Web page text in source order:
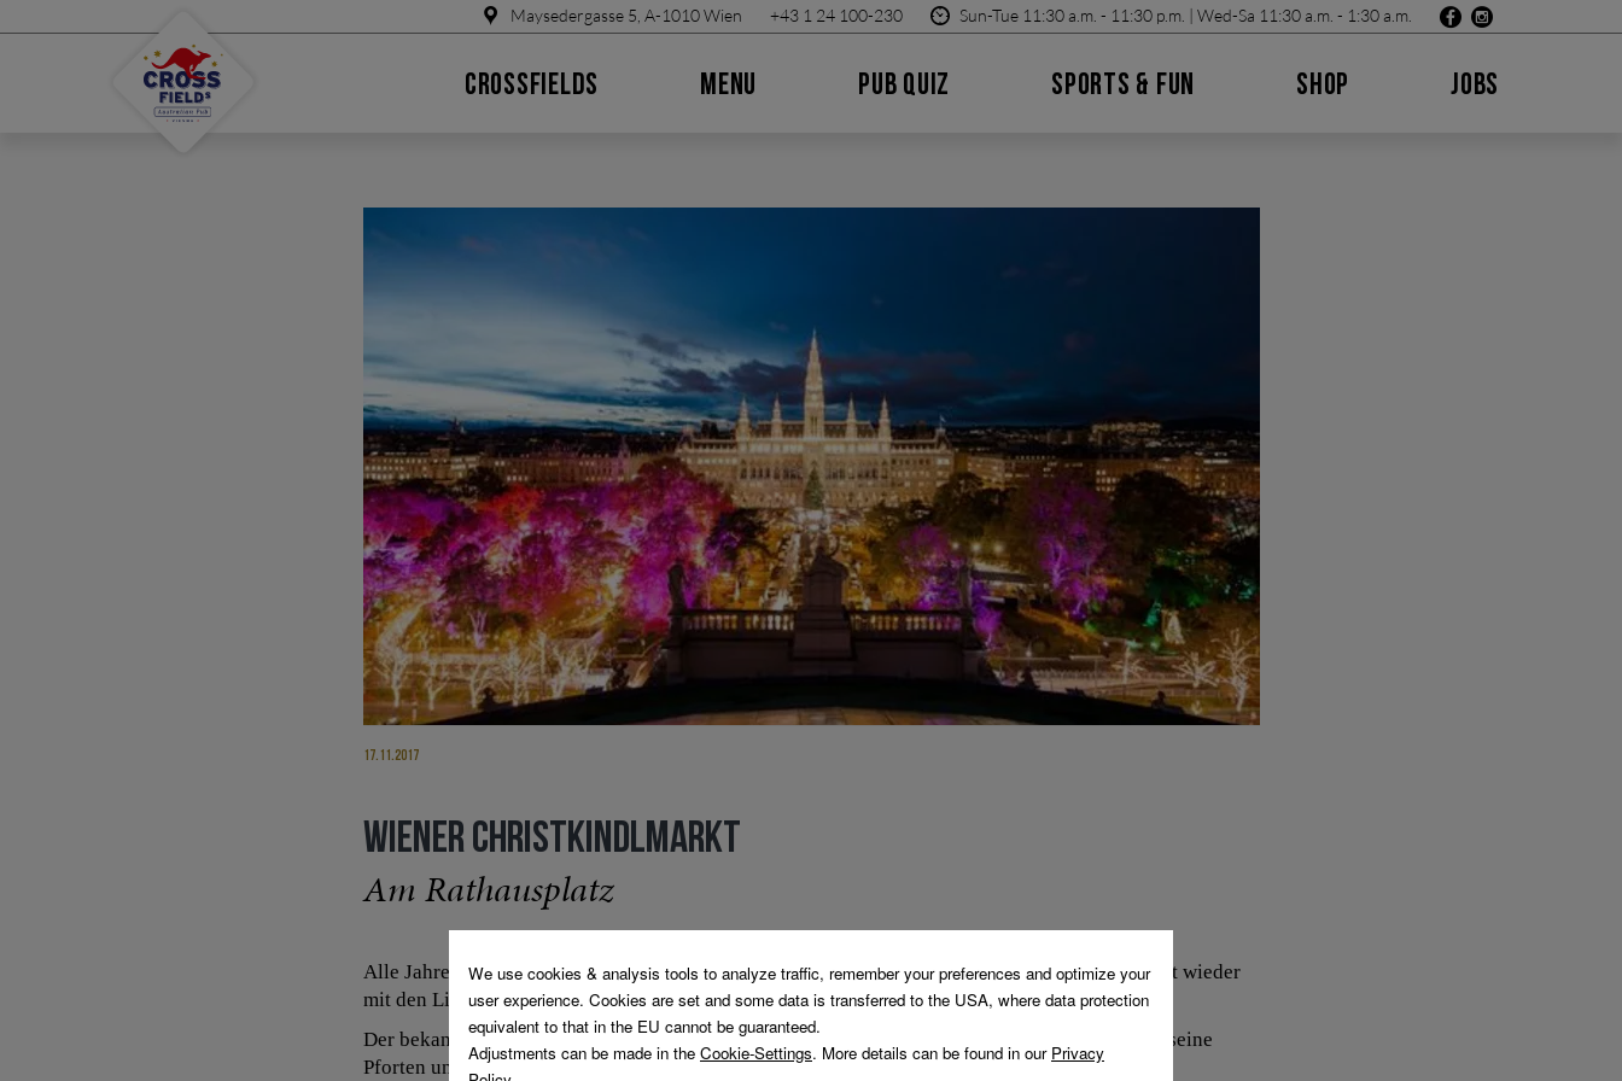
Maysedergasse 5, A-1010 Wien +43 1 24 100-230 Sun-Tue 11:30 a.m. - 11:30 p.m. | Wed-Sa 11:30 a.m. - 1:30 a.m.
CROSSFIELDS MENU PUB QUIZ SPORTS & FUN SHOP JOBS
17.11.2017
WIENER CHRISTKINDLMARKT
Am Rathausplatz
Alle Jahre wieder … unser traditioneller Weihnachtsbaum auf der Landtmann-Terrasse leuchtet wieder
mit den Lichtern des Christkindlmarktes um die Wette!
Der bekannteste Weihnachtsmarkt der Stadt, direkt gegenüber am Rathausplatz, öffnet wieder seine
Pforten und lädt zu einem ausgiebigen Besuch ein.